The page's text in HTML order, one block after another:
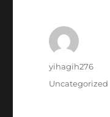
Author
yihagih276
Posted
Categories
Uncategorized